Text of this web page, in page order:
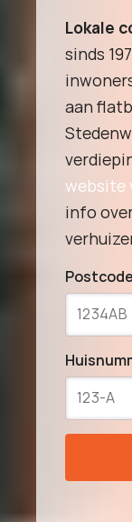
Lokale
sinds
aan
website
info
Postcode